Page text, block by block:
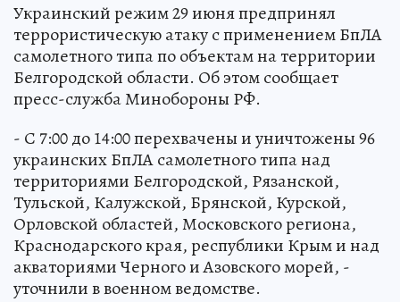
Украинский режим 29 июня предпринял
террористическую атаку с применением БпЛА
самолетного типа по объектам на территории
Белгородской области. Об этом сообщает
пресс-служба Минобороны РФ.
- С 7:00 до 14:00 перехвачены и уничтожены 96
украинских БпЛА самолетного типа над
территориями Белгородской, Рязанской,
Тульской, Калужской, Брянской, Курской,
Орловской областей, Московского региона,
Краснодарского края, республики Крым и над
акваториями Черного и Азовского морей, -
уточнили в военном ведомстве.